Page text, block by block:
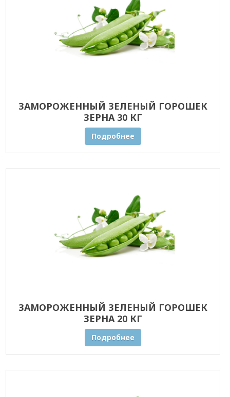
ЗАМОРОЖЕННЫЙ ЗЕЛЕНЫЙ ГОРОШЕК
ЗЕРНА 30 КГ
Подробнее
ЗАМОРОЖЕННЫЙ ЗЕЛЕНЫЙ ГОРОШЕК
ЗЕРНА 20 КГ
Подробнее